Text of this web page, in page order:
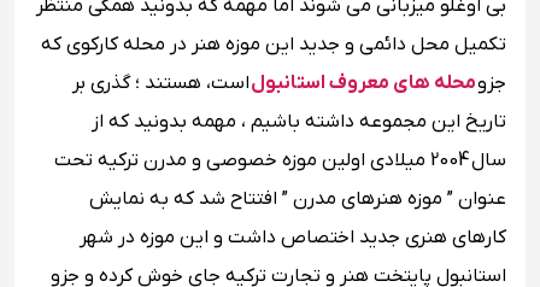
بی اوغلو میزبانی می شوند اما مهمه که بدونید همگی منتظر
تکمیل محل دائمی و جدید این موزه هنر در محله کارکوی که
جزومحله های معروف استانبولاست، هستند ؛ گذری بر
تاریخ این مجموعه داشته باشیم ، مهمه بدونید که از
سال 2004 میلادی اولین موزه خصوصی و مدرن ترکیه تحت
عنوان ” موزه هنرهای مدرن ” افتتاح شد که به نمایش
کارهای هنری جدید اختصاص داشت و این موزه در شهر
استانبول پایتخت هنر و تجارت ترکیه جای خوش کرده و جزو